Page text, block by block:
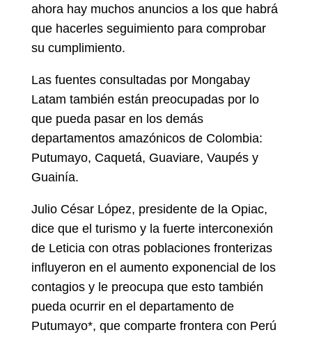
ahora hay muchos anuncios a los que habrá
que hacerles seguimiento para comprobar
su cumplimiento.
Las fuentes consultadas por Mongabay
Latam también están preocupadas por lo
que pueda pasar en los demás
departamentos amazónicos de Colombia:
Putumayo, Caquetá, Guaviare, Vaupés y
Guainía.
Julio César López, presidente de la Opiac,
dice que el turismo y la fuerte interconexión
de Leticia con otras poblaciones fronterizas
influyeron en el aumento exponencial de los
contagios y le preocupa que esto también
pueda ocurrir en el departamento de
Putumayo*, que comparte frontera con Perú